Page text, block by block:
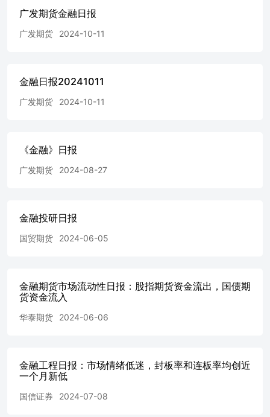
出处为广发期货 广发期货有限公司提醒广大投资者：期市
有风险入市需谨慎！ 知识图强，求实奉献，客户至上，今
合作共赢
广发期货金融日报
广发期货 2024-10-11
金融日报20241011
广发期货 2024-10-11
《金融》日报
广发期货 2024-08-27
金融投研日报
国贸期货 2024-06-05
金融期货市场流动性日报：股指期货资金流出，国债期
货资金流入
华泰期货 2024-06-06
金融工程日报：市场情绪低迷，封板率和连板率均创近
一个月新低
国信证券 2024-07-08